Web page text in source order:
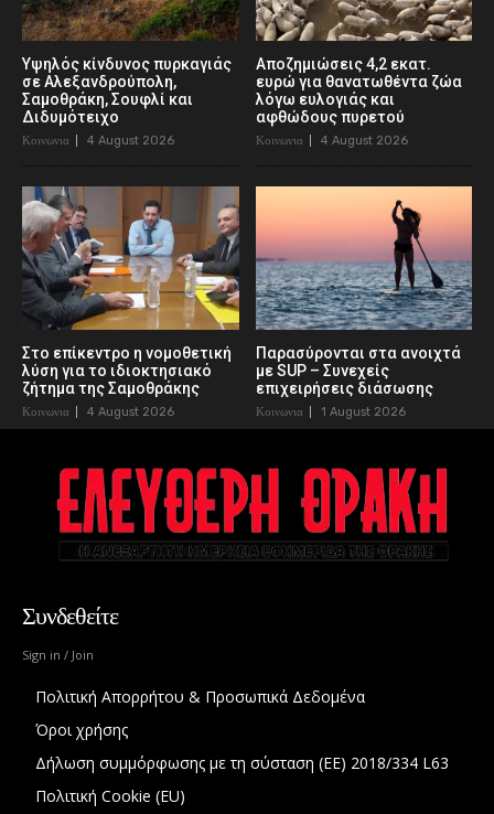
Υψηλός κίνδυνος πυρκαγιάς
σε Αλεξανδρούπολη,
Σαμοθράκη, Σουφλί και
Διδυμότειχο
Κοινωνια 4 August 2026
Αποζημιώσεις 4,2 εκατ.
ευρώ για θανατωθέντα ζώα
λόγω ευλογιάς και
αφθώδους πυρετού
Κοινωνια 4 August 2026
Στο επίκεντρο η νομοθετική
λύση για το ιδιοκτησιακό
ζήτημα της Σαμοθράκης
Κοινωνια 4 August 2026
Παρασύρονται στα ανοιχτά
με SUP – Συνεχείς
επιχειρήσεις διάσωσης
Κοινωνια 1 August 2026
Συνδεθείτε
Sign in / Join
Πολιτική Απορρήτου & Προσωπικά Δεδομένα
Όροι χρήσης
Δήλωση συμμόρφωσης με τη σύσταση (ΕΕ) 2018/334 L63
Πολιτική Cookie (EU)